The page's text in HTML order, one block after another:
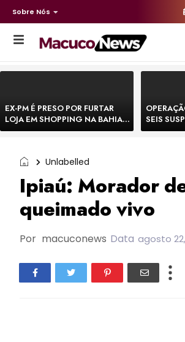
Sobre Nós
EX-PM É PRESO POR FURTAR
LOJA EM SHOPPING NA BAHIA E
ESCAPA CORRENDO DE
SEIS
Unlabelled
Ipiaú: Morador
queimado vivo
Por macuconews Data agosto 22,